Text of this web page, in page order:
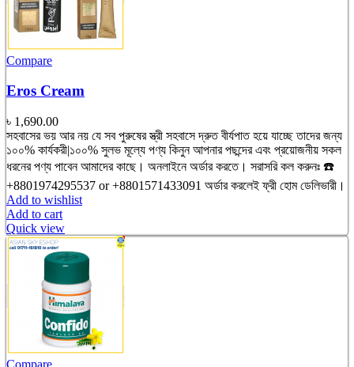
Compare
Eros Cream
৳ 1,690.00
সহবাসের ভয় আর নয় যে সব পুরুষের স্ত্রী সহবাসে দ্রুত বীর্যপাত হয়ে যাচ্ছে তাদের জন্য
১০০% কার্যকরী|১০০% সুলভ মূল্যে পণ্য কিনুন আপনার পছন্দের এবং প্রয়োজনীয় সকল
ধরনের পণ্য পাবেন আমাদের কাছে। অনলাইনে অর্ডার করতে। সরাসরি কল করুনঃ ☎️
+8801974295537 or +8801571433091 অর্ডার করলেই ফ্রী হোম ডেলিভারী।
Add to wishlist
Add to cart
Quick view
Compare